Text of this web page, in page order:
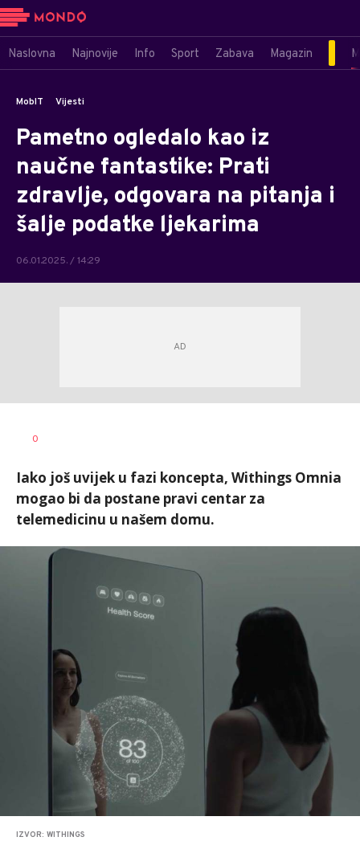
Naslovna Najnovije Info Sport Zabava Magazin
MobIT Vijesti
Pametno ogledalo kao iz
naučne fantastike: Prati
zdravlje, odgovara na pitanja i
šalje podatke ljekarima
06.01.2025. / 14:29
AUTOR
0
Iako još uvijek u fazi koncepta, Withings Omnia
mogao bi da postane pravi centar za
telemedicinu u našem domu.
IZVOR: WITHINGS